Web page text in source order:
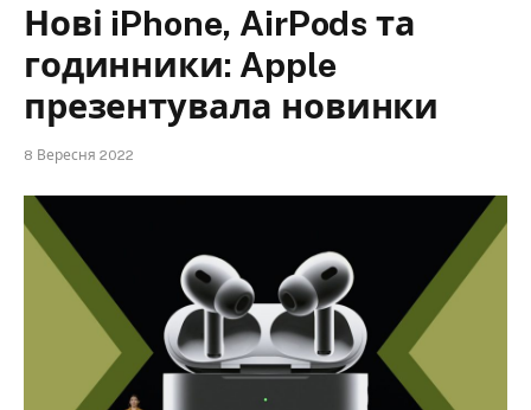
Нові iPhone, AirPods та
годинники: Apple
презентувала новинки
8 Вересня 2022